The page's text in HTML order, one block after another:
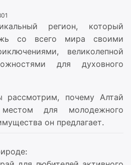
регион, который
со всего мира своими
великолепной
для духовного
рассмотрим, почему Алтай
для молодежного
он предлагает.